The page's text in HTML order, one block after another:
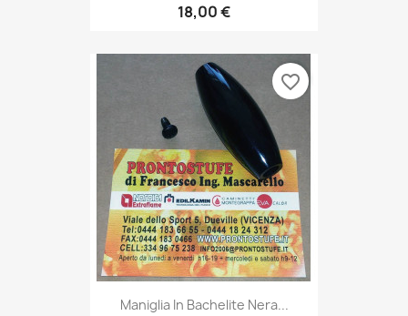
18,00 €
Maniglia In Bachelite Nera...
favorite_border